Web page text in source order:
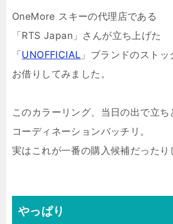
OneMore スキーの代理店である
「RTS Japan」さんが立ち上げた
「UNOFFICIAL 」ブランドのストッ
お借りしてみました。
このカラーリング、当日の出で立ち
コーディネーションバッチリ。
実はこれが一番の購入候補だったり
やっぱり